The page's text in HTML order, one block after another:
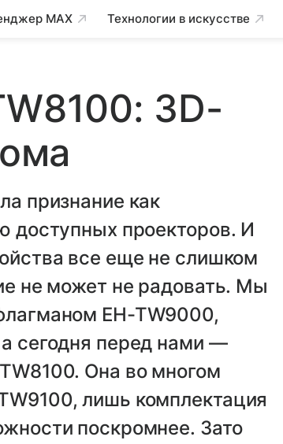
MAX Технологии в искусстве
3D-
признание как
доступных проекторов. И
все еще не слишком
не может не радовать. Мы
EH-TW9000,
сегодня перед нами —
Она во многом
лишь комплектация
поскромнее. Зато